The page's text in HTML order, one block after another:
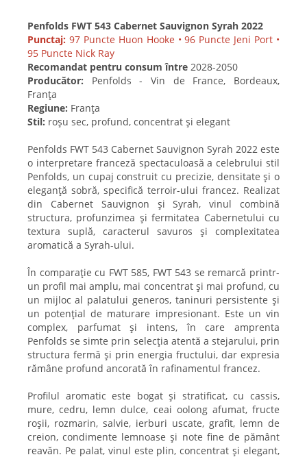
Penfolds FWT 543 Cabernet Sauvignon Syrah 2022
Punctaj: 97 Puncte Huon Hooke • 96 Puncte Jeni Port •
95 Puncte Nick Ray
Recomandat pentru consum între 2028-2050
Producător: Penfolds - Vin de France, Bordeaux,
Franța
Regiune: Franța
Stil: roșu sec, profund, concentrat și elegant
Penfolds FWT 543 Cabernet Sauvignon Syrah 2022 este
o interpretare franceză spectaculoasă a celebrului stil
Penfolds, un cupaj construit cu precizie, densitate și o
eleganță sobră, specifică terroir-ului francez. Realizat
din Cabernet Sauvignon și Syrah, vinul combină
structura, profunzimea și fermitatea Cabernetului cu
textura suplă, caracterul savuros și complexitatea
aromatică a Syrah-ului.
În comparație cu FWT 585, FWT 543 se remarcă printr-
un profil mai amplu, mai concentrat și mai profund, cu
un mijloc al palatului generos, taninuri persistente și
un potențial de maturare impresionant. Este un vin
complex, parfumat și intens, în care amprenta
Penfolds se simte prin selecția atentă a stejarului, prin
structura fermă și prin energia fructului, dar expresia
rămâne profund ancorată în rafinamentul francez.
Profilul aromatic este bogat și stratificat, cu cassis,
mure, cedru, lemn dulce, ceai oolong afumat, fructe
roșii, rozmarin, salvie, ierburi uscate, grafit, lemn de
creion, condimente lemnoase și note fine de pământ
reavăn. Pe palat, vinul este plin, concentrat și elegant,